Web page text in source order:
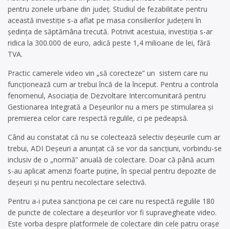
pentru zonele urbane din județ. Studiul de fezabilitate pentru
această investiție s-a aflat pe masa consilierilor județeni în
ședința de săptămâna trecută. Potrivit acestuia, investiția s-ar
ridica la 300.000 de euro, adică peste 1,4 milioane de lei, fără
TVA.
Practic camerele video vin „să corecteze” un sistem care nu
funcționează cum ar trebui încă de la început. Pentru a controla
fenomenul, Asociația de Dezvoltare Intercomunitară pentru
Gestionarea Integrată a Deșeurilor nu a mers pe stimularea și
premierea celor care respectă regulile, ci pe pedeapsă.
Când au constatat că nu se colectează selectiv deșeurile cum ar
trebui, ADI Deșeuri a anunțat că se vor da sancțiuni, vorbindu-se
inclusiv de o „normă” anuală de colectare. Doar că până acum
s-au aplicat amenzi foarte puține, în special pentru depozite de
deșeuri și nu pentru necolectare selectivă.
Pentru a-i putea sancționa pe cei care nu respectă regulile 180
de puncte de colectare a deșeurilor vor fi supravegheate video.
Este vorba despre platformele de colectare din cele patru orașe